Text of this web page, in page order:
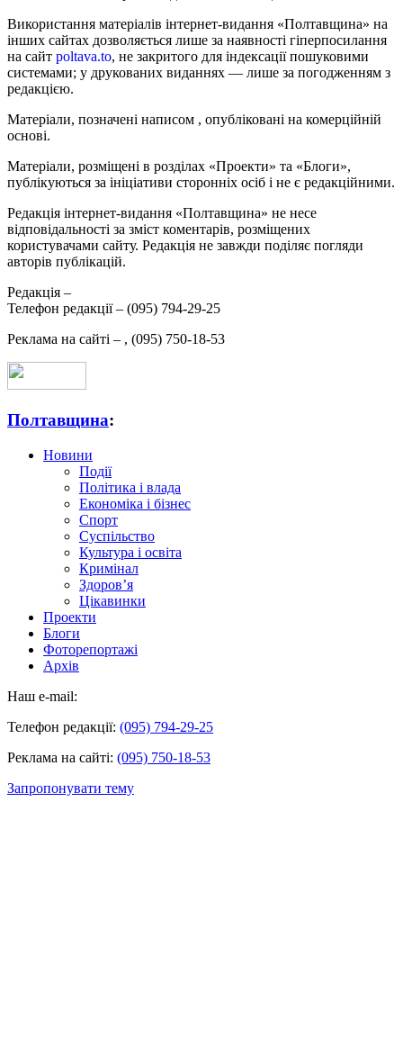
Використання матеріалів інтернет-видання «Полтавщина» на
інших сайтах дозволяється лише за наявності гіперпосилання
на сайт poltava.to, не закритого для індексації пошуковими
системами; у друкованих виданнях — лише за погодженням з
редакцією.
Матеріали, позначені написом , опубліковані на комерційній
основі.
Матеріали, розміщені в розділах «Проекти» та «Блоги»,
публікуються за ініціативи сторонніх осіб і не є редакційними.
Редакція інтернет-видання «Полтавщина» не несе
відповідальності за зміст коментарів, розміщених
користувачами сайту. Редакція не завжди поділяє погляди
авторів публікацій.
Редакція –
Телефон редакції – (095) 794-29-25
Реклама на сайті – , (095) 750-18-53
Полтавщина:
Новини
Події
Політика і влада
Економіка і бізнес
Спорт
Суспільство
Культура і освіта
Кримінал
Здоров’я
Цікавинки
Проекти
Блоги
Фоторепортажі
Архів
Наш e-mail:
Телефон редакції: (095) 794-29-25
Реклама на сайті: (095) 750-18-53
Запропонувати тему